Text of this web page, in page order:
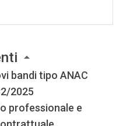
bandi tipo ANAC
2025
professionale e